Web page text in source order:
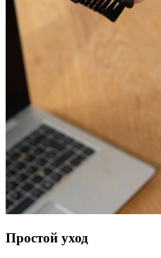
Простой уход